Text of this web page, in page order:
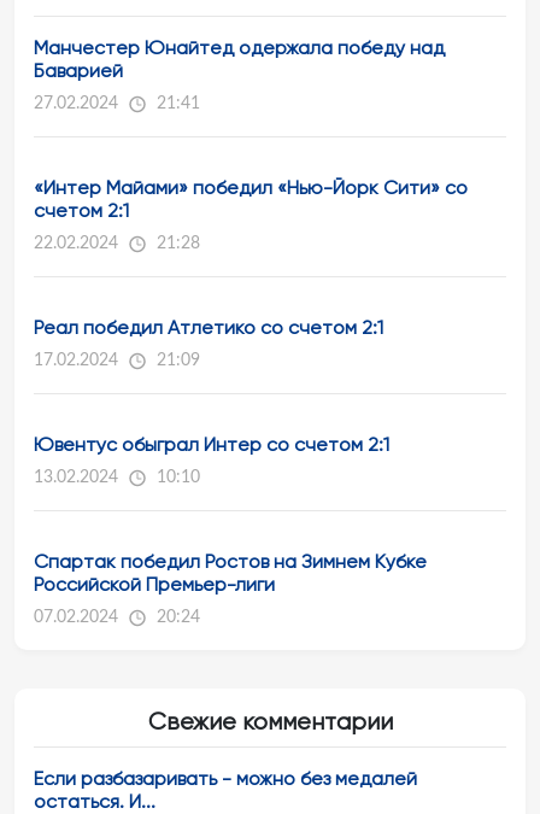
Манчестер Юнайтед одержала победу над
Баварией
27.02.2024 21:41
«Интер Майами» победил «Нью-Йорк Сити» со
счетом 2:1
22.02.2024 21:28
Реал победил Атлетико со счетом 2:1
17.02.2024 21:09
Ювентус обыграл Интер со счетом 2:1
13.02.2024 10:10
Спартак победил Ростов на Зимнем Кубке
Российской Премьер-лиги
07.02.2024 20:24
Свежие комментарии
Если разбазаривать - можно без медалей
остаться. И...